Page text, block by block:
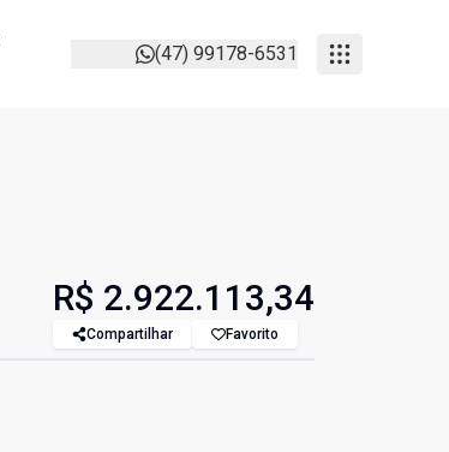
(47) 99178-6531
R$ 2.922.113,34
Compartilhar Favorito